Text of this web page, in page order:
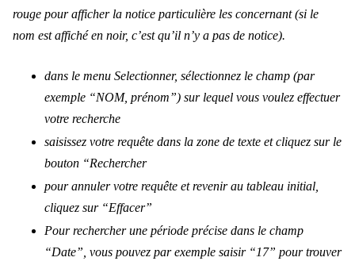
rouge pour afficher la notice particulière les concernant (si le
nom est affiché en noir, c’est qu’il n’y a pas de notice).
dans le menu Selectionner, sélectionnez le champ (par
exemple “NOM, prénom”) sur lequel vous voulez effectuer
votre recherche
saisissez votre requête dans la zone de texte et cliquez sur le
bouton “Rechercher
pour annuler votre requête et revenir au tableau initial,
cliquez sur “Effacer”
Pour rechercher une période précise dans le champ
“Date”, vous pouvez par exemple saisir “17” pour trouver